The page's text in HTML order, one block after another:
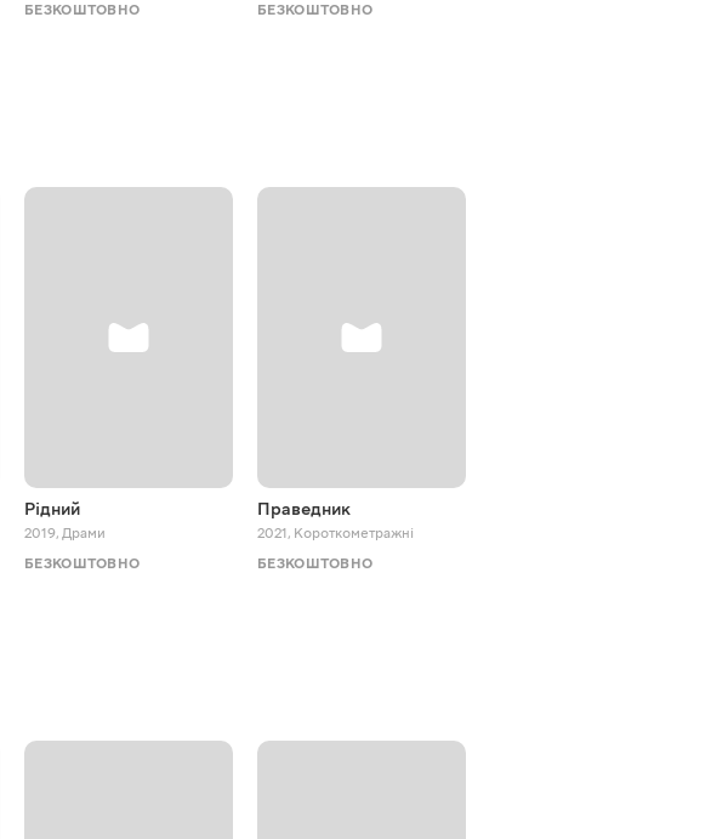
БЕЗКОШТОВНО
БЕЗКОШТОВНО
Рідний
2019, Драми
БЕЗКОШТОВНО
Праведник
2021, Короткометражні
БЕЗКОШТОВНО